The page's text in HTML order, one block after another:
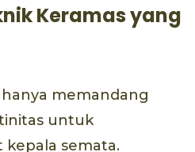
Keramas yang
memandang
untuk
semata.